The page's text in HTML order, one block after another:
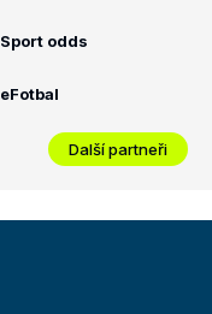
Sport odds
eFotbal
Další partneři